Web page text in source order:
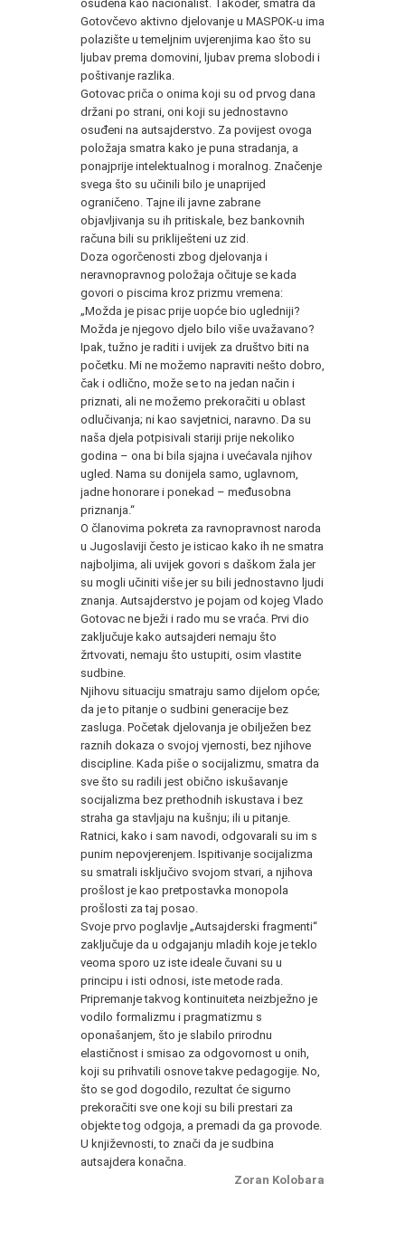
osuđena kao nacionalist. Također, smatra da
Gotovčevo aktivno djelovanje u MASPOK-u ima
polazište u temeljnim uvjerenjima kao što su
ljubav prema domovini, ljubav prema slobodi i
poštivanje razlika.
Gotovac priča o onima koji su od prvog dana
držani po strani, oni koji su jednostavno
osuđeni na autsajderstvo. Za povijest ovoga
položaja smatra kako je puna stradanja, a
ponajprije intelektualnog i moralnog. Značenje
svega što su učinili bilo je unaprijed
ograničeno. Tajne ili javne zabrane
objavljivanja su ih pritiskale, bez bankovnih
računa bili su prikliješteni uz zid.
Doza ogorčenosti zbog djelovanja i
neravnopravnog položaja očituje se kada
govori o piscima kroz prizmu vremena:
„Možda je pisac prije uopće bio ugledniji?
Možda je njegovo djelo bilo više uvažavano?
Ipak, tužno je raditi i uvijek za društvo biti na
početku. Mi ne možemo napraviti nešto dobro,
čak i odlično, može se to na jedan način i
priznati, ali ne možemo prekoračiti u oblast
odlučivanja; ni kao savjetnici, naravno. Da su
naša djela potpisivali stariji prije nekoliko
godina – ona bi bila sjajna i uvećavala njihov
ugled. Nama su donijela samo, uglavnom,
jadne honorare i ponekad – međusobna
priznanja.“
O članovima pokreta za ravnopravnost naroda
u Jugoslaviji često je isticao kako ih ne smatra
najboljima, ali uvijek govori s daškom žala jer
su mogli učiniti više jer su bili jednostavno ljudi
znanja. Autsajderstvo je pojam od kojeg Vlado
Gotovac ne bježi i rado mu se vraća. Prvi dio
zaključuje kako autsajderi nemaju što
žrtvovati, nemaju što ustupiti, osim vlastite
sudbine.
Njihovu situaciju smatraju samo dijelom opće;
da je to pitanje o sudbini generacije bez
zasluga. Početak djelovanja je obilježen bez
raznih dokaza o svojoj vjernosti, bez njihove
discipline. Kada piše o socijalizmu, smatra da
sve što su radili jest obično iskušavanje
socijalizma bez prethodnih iskustava i bez
straha ga stavljaju na kušnju; ili u pitanje.
Ratnici, kako i sam navodi, odgovarali su im s
punim nepovjerenjem. Ispitivanje socijalizma
su smatrali isključivo svojom stvari, a njihova
prošlost je kao pretpostavka monopola
prošlosti za taj posao.
Svoje prvo poglavlje „Autsajderski fragmenti“
zaključuje da u odgajanju mladih koje je teklo
veoma sporo uz iste ideale čuvani su u
principu i isti odnosi, iste metode rada.
Pripremanje takvog kontinuiteta neizbježno je
vodilo formalizmu i pragmatizmu s
oponašanjem, što je slabilo prirodnu
elastičnost i smisao za odgovornost u onih,
koji su prihvatili osnove takve pedagogije. No,
što se god dogodilo, rezultat će sigurno
prekoračiti sve one koji su bili prestari za
objekte tog odgoja, a premadi da ga provode.
U književnosti, to znači da je sudbina
autsajdera konačna.
Zoran Kolobara